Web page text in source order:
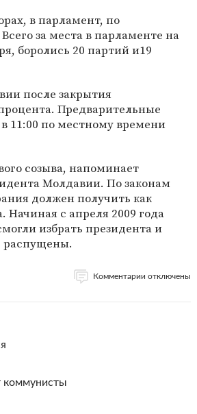
в парламент, по
за места в парламенте на
боролись 20 партий и19
после закрытия
Предварительные
11:00 по местному времени
созыва, напоминает
Молдавии. По законам
должен получить как
с апреля 2009 года
избрать президента и
распущены.
Комментарии отключены
коммунисты